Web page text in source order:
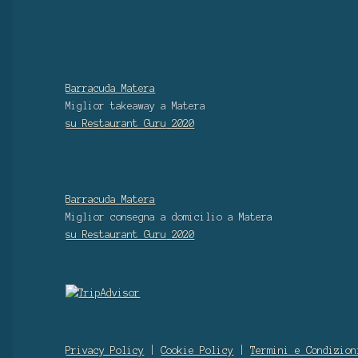
Barracuda Matera
Miglior takeaway a Matera
su Restaurant Guru
2020
Barracuda Matera
Miglior consegna a domicilio a Matera
su Restaurant Guru
2020
Privacy Policy |Cookie Policy |Termini e